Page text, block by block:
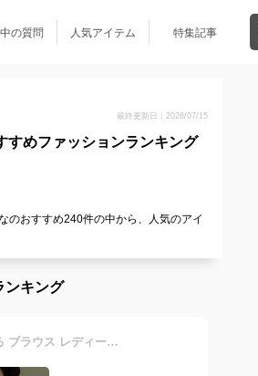
の質問 人気アイテム 特集記事
最終更新日：2026/07/15
すめファッションランキング
のおすすめ240件の中から、人気のアイ
ンキング
【期間限定♪クーポン利用で2,980円】袖丈2TYPE選べる ブラウス レディース 半袖 長袖 ボリューム袖 薄手 クルーネック 刺繍ブラウス シャツ トップス 綿100% ふんわり 柔らか 大人 チュニック ゆったり オフィス カジュアル 30代 40代 50代 60代 送料無料